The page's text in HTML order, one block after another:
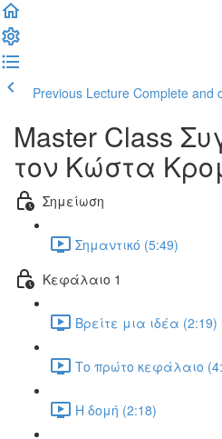
Previous Lecture Complete and
Master Class
τον Κώστα
Σημείωση
Σημαντικό (5:49)
Κεφάλαιο 1
Βρείτε μια ιδέα (2:19)
Το πρώτο κεφάλαιο
Η δομή (2:18)